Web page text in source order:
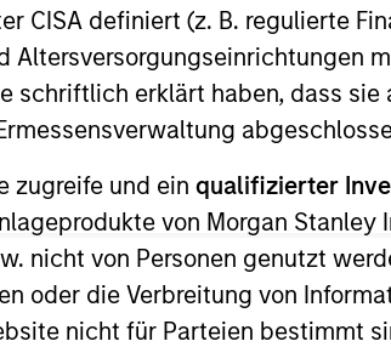
CISA definiert (z. B. regulierte
schriftlich erklärt haben, dass sie
zugreife und ein qualifizierter
von Morgan
nicht von Personen genutzt
oder die Verbreitung von
nicht für Parteien bestimmt
educational purposes only. There is
perform well in the future (for current
on this website has not been
and does not imply any endorsement,
site. In no event shall we be